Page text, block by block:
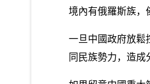
境內有俄羅斯族，
一旦中國政府放鬆
同民族勢力，造成